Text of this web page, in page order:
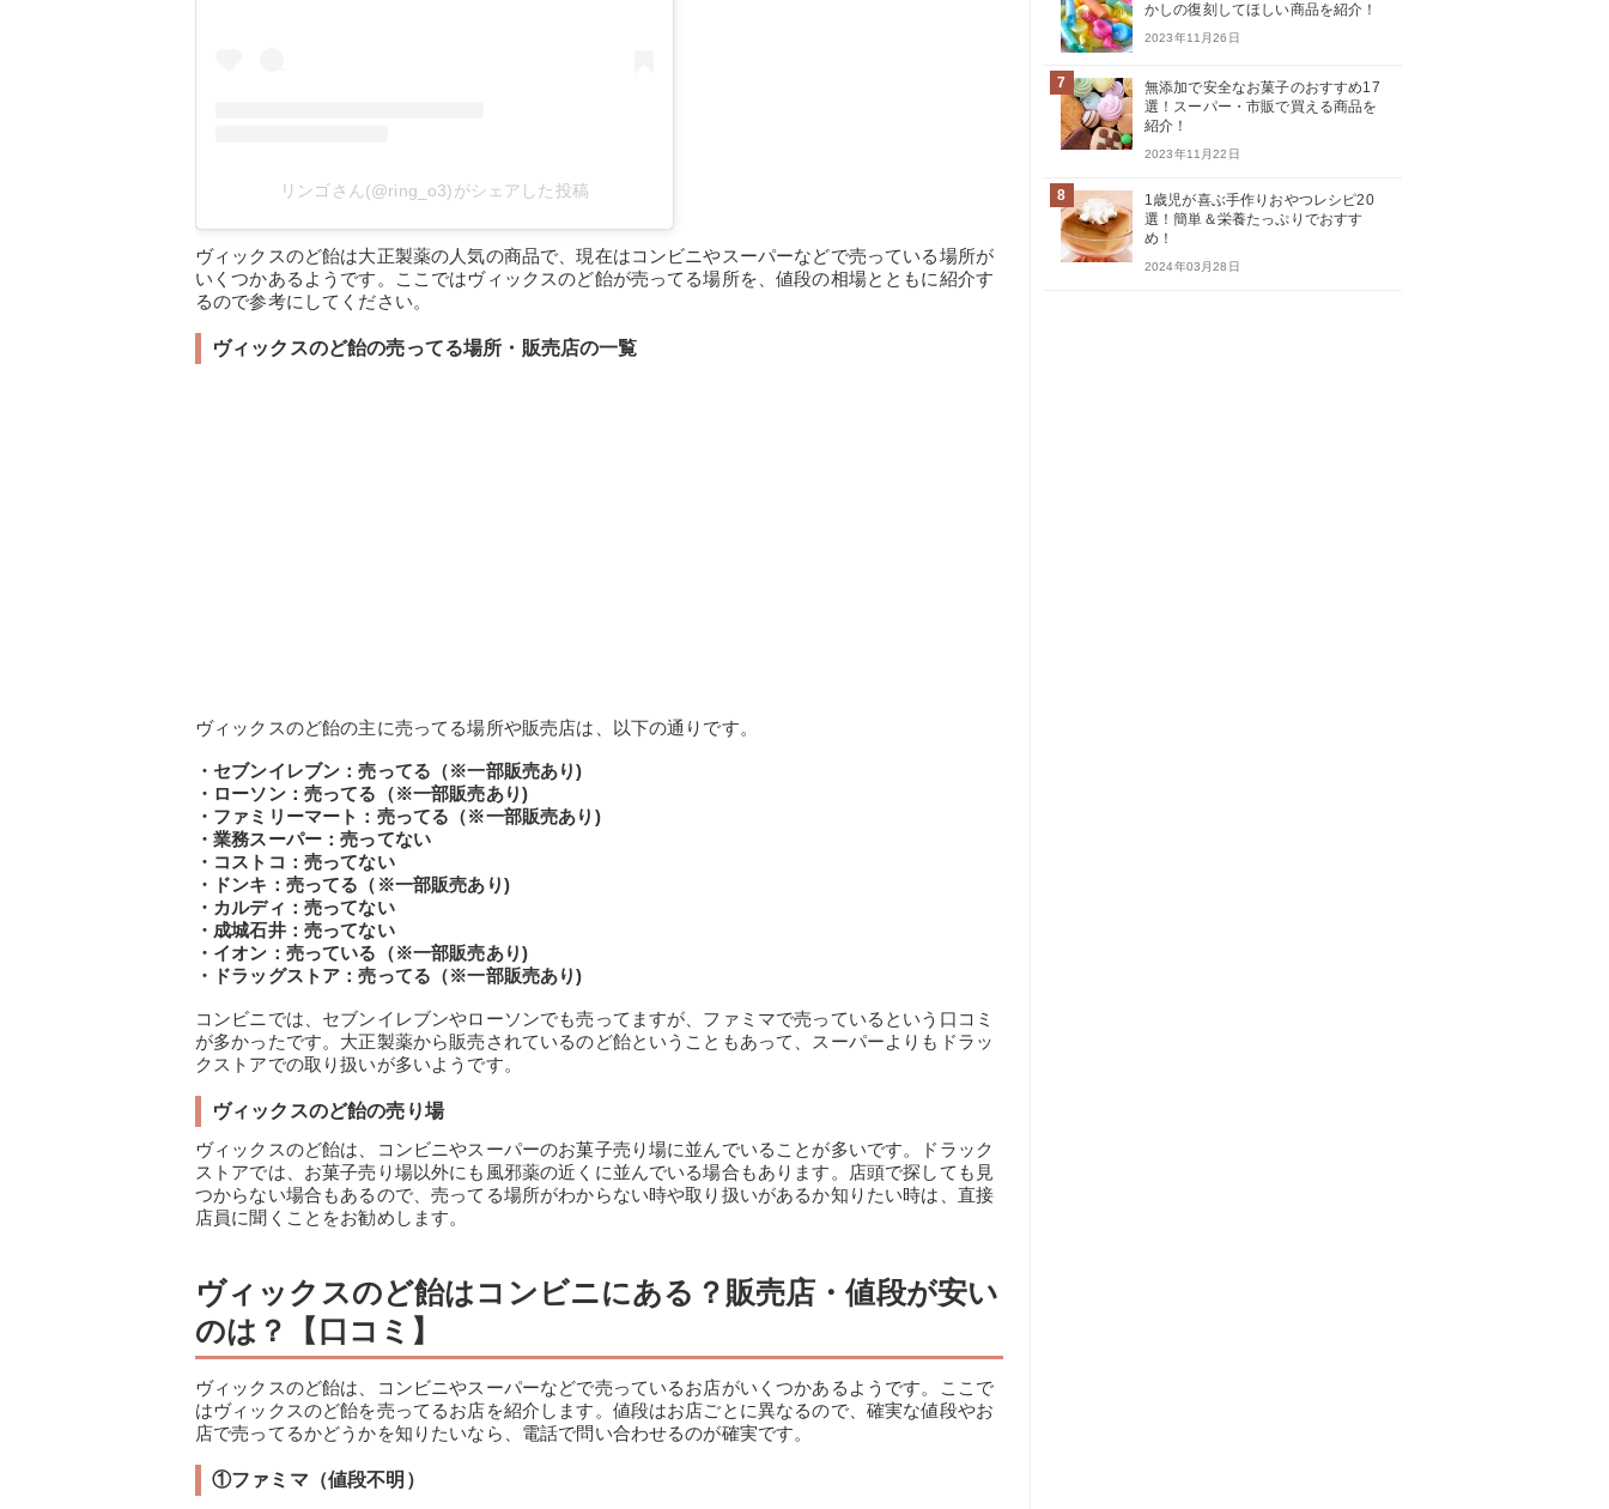
リンゴさん(@ring_o3)がシェアした投稿
ヴィックスのど飴は大正製薬の人気の商品で、現在はコンビニやスーパーなどで売っている場所が
いくつかあるようです。ここではヴィックスのど飴が売ってる場所を、値段の相場とともに紹介す
るので参考にしてください。
ヴィックスのど飴の売ってる場所・販売店の一覧
ヴィックスのど飴の主に売ってる場所や販売店は、以下の通りです。
・セブンイレブン：売ってる（※一部販売あり)
・ローソン：売ってる（※一部販売あり)
・ファミリーマート：売ってる（※一部販売あり)
・業務スーパー：売ってない
・コストコ：売ってない
・ドンキ：売ってる（※一部販売あり)
・カルディ：売ってない
・成城石井：売ってない
・イオン：売っている（※一部販売あり)
・ドラッグストア：売ってる（※一部販売あり)
コンビニでは、セブンイレブンやローソンでも売ってますが、ファミマで売っているという口コミ
が多かったです。大正製薬から販売されているのど飴ということもあって、スーパーよりもドラッ
クストアでの取り扱いが多いようです。
ヴィックスのど飴の売り場
ヴィックスのど飴は、コンビニやスーパーのお菓子売り場に並んでいることが多いです。ドラック
ストアでは、お菓子売り場以外にも風邪薬の近くに並んでいる場合もあります。店頭で探しても見
つからない場合もあるので、売ってる場所がわからない時や取り扱いがあるか知りたい時は、直接
店員に聞くことをお勧めします。
ヴィックスのど飴はコンビニにある？販売店・値段が安い
のは？【口コミ】
ヴィックスのど飴は、コンビニやスーパーなどで売っているお店がいくつかあるようです。ここで
はヴィックスのど飴を売ってるお店を紹介します。値段はお店ごとに異なるので、確実な値段やお
店で売ってるかどうかを知りたいなら、電話で問い合わせるのが確実です。
①ファミマ（値段不明）
かしの復刻してほしい商品を紹介！
2023年11月26日
7
無添加で安全なお菓子のおすすめ17
選！スーパー・市販で買える商品を
紹介！
2023年11月22日
8
1歳児が喜ぶ手作りおやつレシピ20
選！簡単＆栄養たっぷりでおすす
め！
2024年03月28日